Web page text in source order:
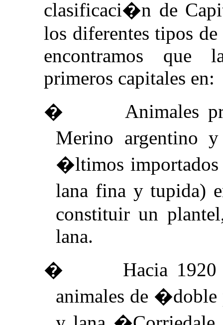
clasificaci�n de
los diferentes tipos
encontramos que
primeros capitales en:
�
Animales
Merino argentino
�ltimos
lana fina y tupida)
constituir un
lana.
�
Hacia
animales de